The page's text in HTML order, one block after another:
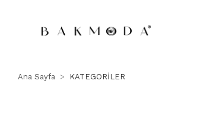
Ana Sayfa KATEGORİLER